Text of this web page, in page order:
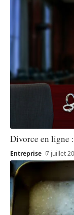
Divorce en ligne
Entreprise 7 juillet